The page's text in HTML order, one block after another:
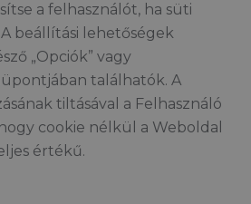
a felhasználót, ha süti
beállítási lehetőségek
„Opciók” vagy
találhatók. A
tiltásával a Felhasználó
cookie nélkül a Weboldal
értékű.